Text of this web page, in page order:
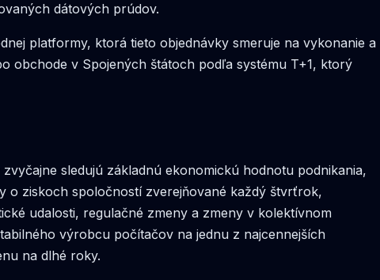
dátových prúdov.
platformy, ktorá tieto objednávky smeruje na vykonanie a
obchode v Spojených štátoch podľa systému T+1, ktorý
sledujú základnú ekonomickú hodnotu podnikania,
o ziskoch spoločností zverejňované každý štvrťrok,
udalosti, regulačné zmeny a zmeny v kolektívnom
výrobcu počítačov na jednu z najcennejších
na dlhé roky.